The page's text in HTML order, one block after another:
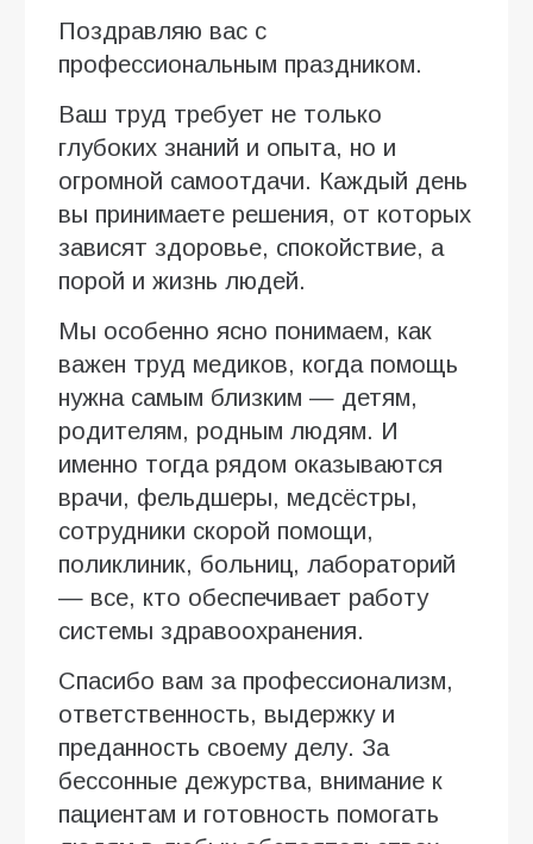
Поздравляю вас с
профессиональным праздником.
Ваш труд требует не только
глубоких знаний и опыта, но и
огромной самоотдачи. Каждый день
вы принимаете решения, от которых
зависят здоровье, спокойствие, а
порой и жизнь людей.
Мы особенно ясно понимаем, как
важен труд медиков, когда помощь
нужна самым близким — детям,
родителям, родным людям. И
именно тогда рядом оказываются
врачи, фельдшеры, медсёстры,
сотрудники скорой помощи,
поликлиник, больниц, лабораторий
— все, кто обеспечивает работу
системы здравоохранения.
Спасибо вам за профессионализм,
ответственность, выдержку и
преданность своему делу. За
бессонные дежурства, внимание к
пациентам и готовность помогать